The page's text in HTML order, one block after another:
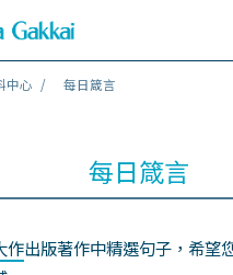
中心 每日箴言
每日箴言
作出版著作中精選句子，希望